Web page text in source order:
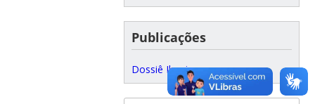
Publicações
Dossiê Iluminuras